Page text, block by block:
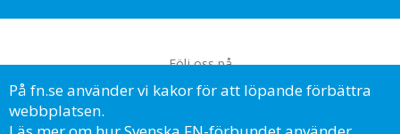
Följ oss på
På fn.se använder vi kakor för att löpande förbättra
webbplatsen.